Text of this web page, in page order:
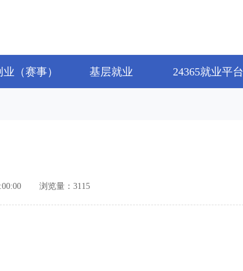
（赛事） 基层就业 24365就业平台
浏览量：3115